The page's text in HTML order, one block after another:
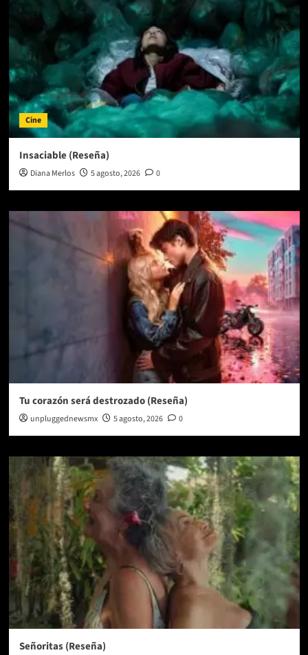
Cine
Insaciable (Reseña)
Diana Merlos 5 agosto, 2026 0
Tu corazón será destrozado (Reseña)
unpluggednewsmx 5 agosto, 2026 0
Señoritas (Reseña)